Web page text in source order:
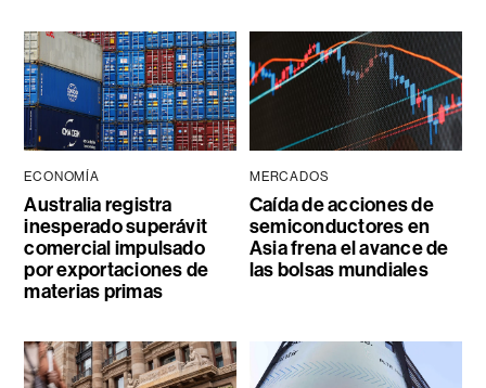
ECONOMÍA
Australia registra
inesperado superávit
comercial impulsado
por exportaciones de
materias primas
MERCADOS
Caída de acciones de
semiconductores en
Asia frena el avance de
las bolsas mundiales